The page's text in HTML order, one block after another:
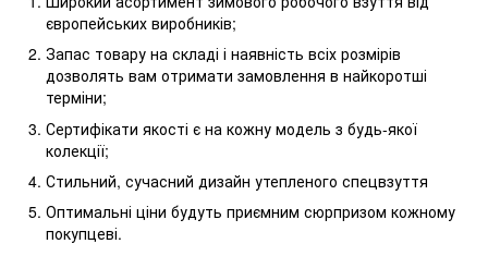
європейських виробників;
Запас товару на складі і наявність всіх розмірів
дозволять вам отримати замовлення в найкоротші
терміни;
Сертифікати якості є на кожну модель з будь-якої
колекції;
Стильний, сучасний дизайн утепленого спецвзуття
Оптимальні ціни будуть приємним сюрпризом кожному
покупцеві.